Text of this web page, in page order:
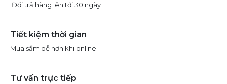
Đổi trả hàng lên tới 30 ngày
Tiết kiệm thời gian
Mua sắm dễ hơn khi online
Tư vấn trực tiếp